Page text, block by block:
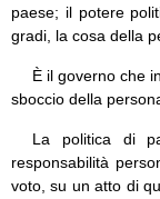
paese; il potere
gradi, la cosa della
È il governo che
sboccio della
La politica di
responsabilità
voto, su un atto di